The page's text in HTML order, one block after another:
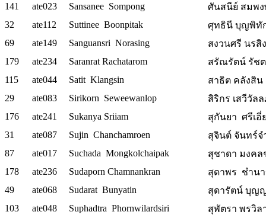
141 ate023 Sansanee Sompong
ศันสนีย์ สมพ
32
ate112 Suttinee Boonpitak
ศุทธินี บุญพิทั
69
ate149 Sanguansri Norasing
สงวนศรี นรสิ
179
ate234 Saranrat Rachatarom
สรัณรัตน์ รัช
115
ate044 Satit Klangsin
สาธิต คลังสิน
29
ate083 Sirikorn Seweewanlop
สิริกร เสวีวัล
176
ate241 Sukanya Sriiam
สุกันยา ศรีเอี่
31
ate087 Sujin Chanchamroen
สุจินต์ จันทร์จ
87
ate017 Suchada Mongkolchaipak
สุชาดา มงค
178
ate236 Sudaporn Chamnankran
สุดาพร ชำน
49
ate068 Sudarat Bunyatin
สุดารัตน์ บุญ
103
ate048 Suphadtra Phornwilardsiri
สุพัตรา พรวิล